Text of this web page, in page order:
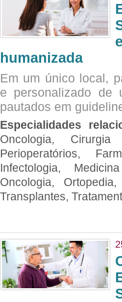
humanizada
Em um único local,
e personalizado de
pautados em
Especialidades
Oncologia,
Perioperatórios,
Infectologia,
Oncologia,
Transplantes,